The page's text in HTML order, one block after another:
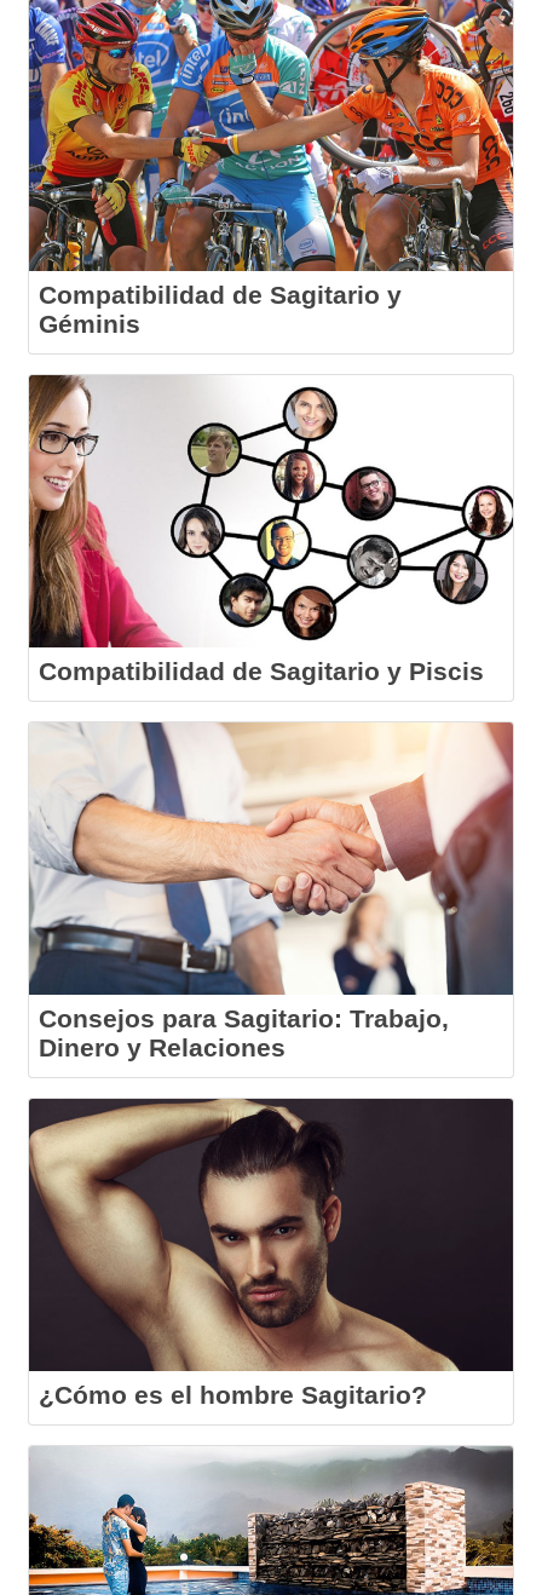
Compatibilidad de Sagitario y
Géminis
Compatibilidad de Sagitario y Piscis
Consejos para Sagitario: Trabajo,
Dinero y Relaciones
¿Cómo es el hombre Sagitario?